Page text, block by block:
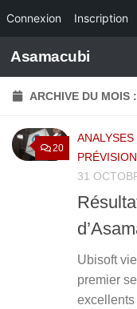
Connexion Inscription
Skip to content
Asamacubi
ARCHIVE DU MOIS :
20
ANALYSES
31
Ubisoft
premier
excellents